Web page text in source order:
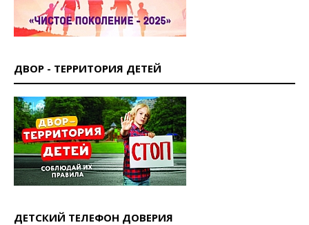
ДВОР - ТЕРРИТОРИЯ ДЕТЕЙ
ДЕТСКИЙ ТЕЛЕФОН ДОВЕРИЯ